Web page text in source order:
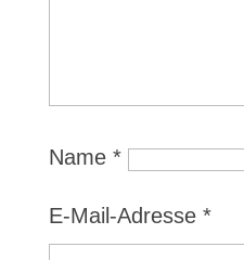
Name *
E-Mail-Adresse *